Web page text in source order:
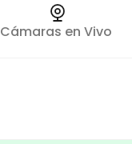
Cámaras en Vivo